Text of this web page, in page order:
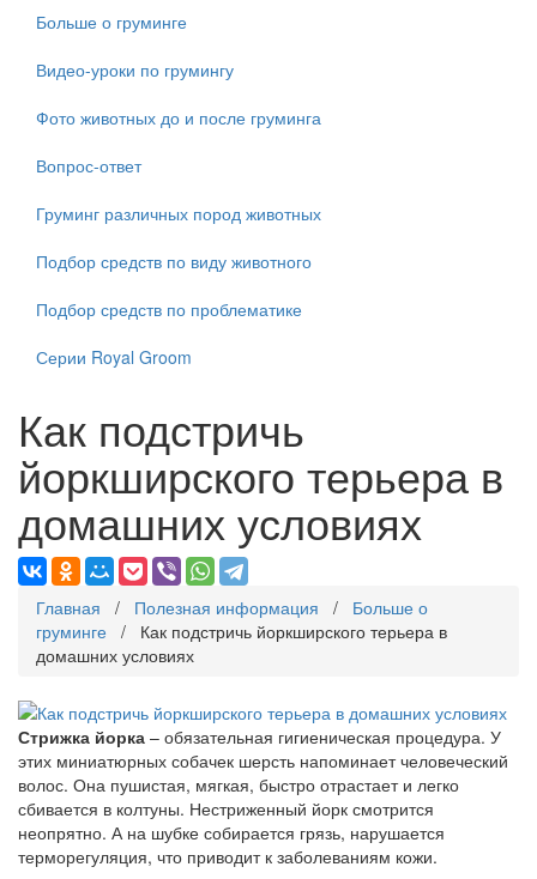
Больше о груминге
Видео-уроки по грумингу
Фото животных до и после груминга
Вопрос-ответ
Груминг различных пород животных
Подбор средств по виду животного
Подбор средств по проблематике
Серии Royal Groom
Как подстричь
йоркширского терьера в
домашних условиях
Главная / Полезная информация / Больше о
груминге / Как подстричь йоркширского терьера в
домашних условиях
Стрижка йорка – обязательная гигиеническая процедура. У
этих миниатюрных собачек шерсть напоминает человеческий
волос. Она пушистая, мягкая, быстро отрастает и легко
сбивается в колтуны. Нестриженный йорк смотрится
неопрятно. А на шубке собирается грязь, нарушается
терморегуляция, что приводит к заболеваниям кожи.